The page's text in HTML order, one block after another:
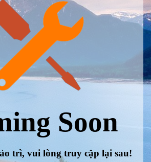
Soon
trì, vui lòng truy cập lại sau!